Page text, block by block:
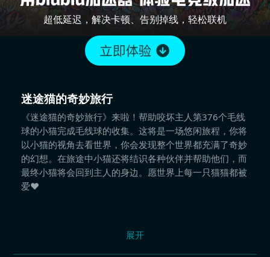
超低延迟，解决卡顿、告别掉线，轻松联机
迷途猫的奇妙旅行
《迷途猫的奇妙旅行》来啦！帮助咬坏主人第376个毛线
球的小猫完成毛线球的收集。这将是一场悠闲旅程，你将
以小猫的视角去看世界，你会发现整个世界都充满了奇妙
的幻想。在旅途中小猫还将结识各种伙伴并帮助他们，而
最终小猫将会回到主人的身边。愿世界上每一只猫猫都被
爱♥
展开